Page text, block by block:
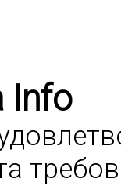
Info